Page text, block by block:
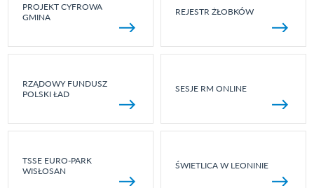
PROJEKT CYFROWA
GMINA
REJESTR ŻŁOBKÓW
RZĄDOWY FUNDUSZ
POLSKI ŁAD
SESJE RM ONLINE
TSSE EURO-PARK
WISŁOSAN
ŚWIETLICA W LEONINIE